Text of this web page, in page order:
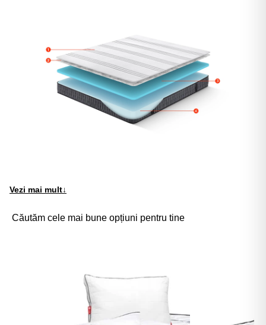
Vezi mai mult↓
Căutăm cele mai bune opțiuni pentru tine